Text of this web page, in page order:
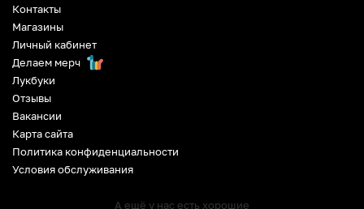
Контакты
Магазины
Личный кабинет
Делаем мерч
Лукбуки
Отзывы
Вакансии
Карта сайта
Политика конфиденциальности
Условия обслуживания
А ещё у нас есть хорошие